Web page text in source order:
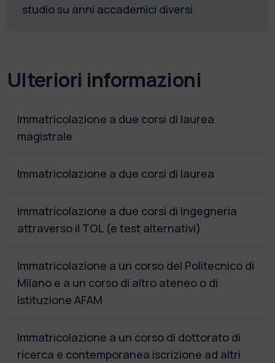
studio su anni accademici diversi.
Ulteriori informazioni
Immatricolazione a due corsi di laurea
magistrale
Immatricolazione a due corsi di laurea
Immatricolazione a due corsi di Ingegneria
attraverso il TOL (e test alternativi)
Immatricolazione a un corso del Politecnico di
Milano e a un corso di altro ateneo o di
istituzione AFAM
Immatricolazione a un corso di dottorato di
ricerca e contemporanea iscrizione ad altri